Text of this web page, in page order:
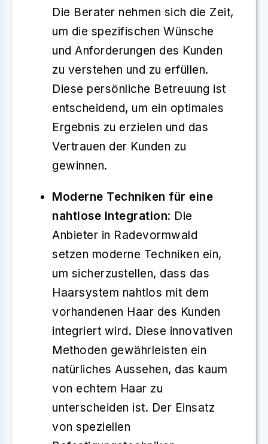
Die Berater nehmen sich die Zeit,
um die spezifischen Wünsche
und Anforderungen des Kunden
zu verstehen und zu erfüllen.
Diese persönliche Betreuung ist
entscheidend, um ein optimales
Ergebnis zu erzielen und das
Vertrauen der Kunden zu
gewinnen.
Moderne Techniken für eine
nahtlose Integration: Die
Anbieter in Radevormwald
setzen moderne Techniken ein,
um sicherzustellen, dass das
Haarsystem nahtlos mit dem
vorhandenen Haar des Kunden
integriert wird. Diese innovativen
Methoden gewährleisten ein
natürliches Aussehen, das kaum
von echtem Haar zu
unterscheiden ist. Der Einsatz
von speziellen